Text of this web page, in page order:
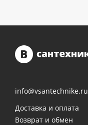
info@vsantechnike.ru
Доставка и оплата
Возврат и обмен